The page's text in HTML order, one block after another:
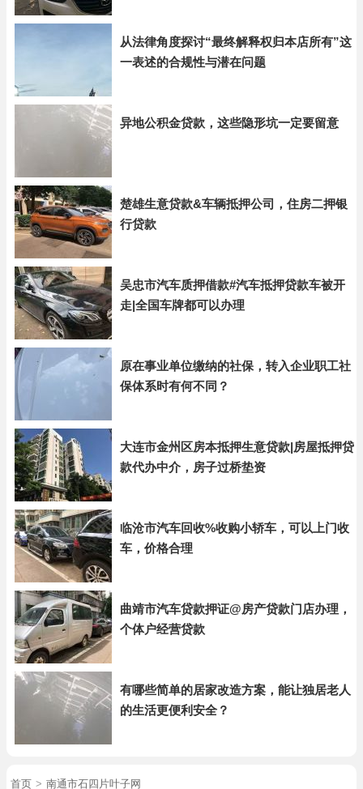
从法律角度探讨“最终解释权归本店所有”这
一表述的合规性与潜在问题
异地公积金贷款，这些隐形坑一定要留意
楚雄生意贷款&车辆抵押公司，住房二押银
行贷款
吴忠市汽车质押借款#汽车抵押贷款车被开
走|全国车牌都可以办理
原在事业单位缴纳的社保，转入企业职工社
保体系时有何不同？
大连市金州区房本抵押生意贷款|房屋抵押贷
款代办中介，房子过桥垫资
临沧市汽车回收%收购小轿车，可以上门收
车，价格合理
曲靖市汽车贷款押证@房产贷款门店办理，
个体户经营贷款
有哪些简单的居家改造方案，能让独居老人
的生活更便利安全？
首页 > 南通市石四片叶子网